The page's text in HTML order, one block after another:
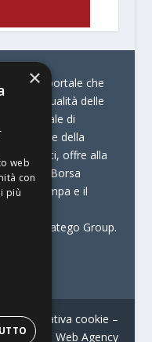
è il portale che
e l’attualità delle
È il portale di
settore della
contenuti, offre alla
come:
la Borsa
Stampa e il
di Stratego Group.
–Informativa cookie –
Web Agency
×
web
con
più